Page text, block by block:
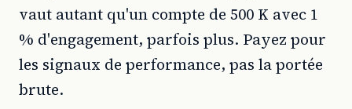
vaut autant qu'un compte de 500 K avec 1
% d'engagement, parfois plus. Payez pour
les signaux de performance, pas la portée
brute.